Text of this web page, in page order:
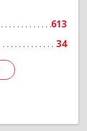
613
34